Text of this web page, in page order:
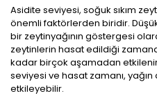
Asidite seviyesi, soğuk sıkım
önemli faktörlerden biridir.
bir zeytinyağının göstergesi
zeytinlerin hasat edildiği
kadar birçok aşamadan
seviyesi ve hasat zamanı,
etkileyebilir.